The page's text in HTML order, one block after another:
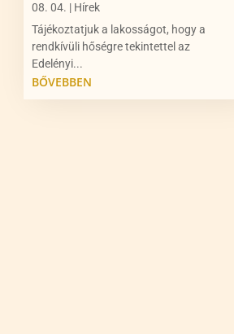
08. 04. | Hírek
Tájékoztatjuk a lakosságot, hogy a
rendkívüli hőségre tekintettel az
Edelényi...
BŐVEBBEN